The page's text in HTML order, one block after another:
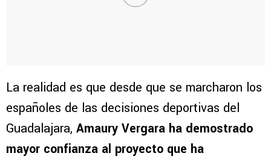
La realidad es que desde que se marcharon los
españoles de las decisiones deportivas del
Guadalajara, Amaury Vergara ha demostrado
mayor confianza al proyecto que ha